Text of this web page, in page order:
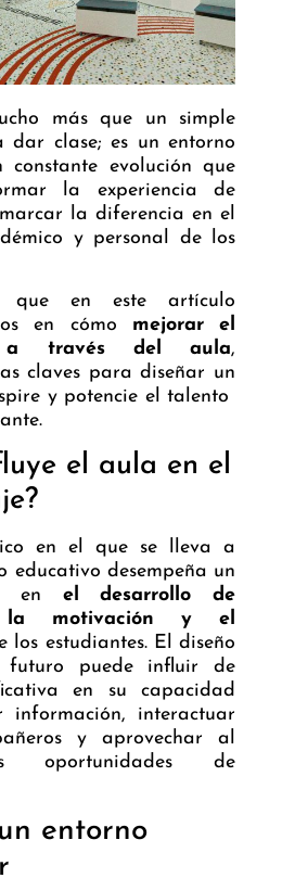
más que un simple
dar clase; es un entorno
evolución que
la experiencia de
la diferencia en el
y personal de los
en este artículo
en cómo mejorar el
a través del aula,
claves para diseñar un
y potencie el talento
el aula en el
en el que se lleva a
educativo desempeña un
en el desarrollo de
la motivación y el
los estudiantes. El diseño
puede influir de
en su capacidad
información, interactuar
y aprovechar al
oportunidades de
entorno